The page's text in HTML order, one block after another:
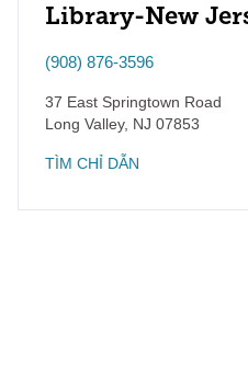
Library-New
(908) 876-3596
37 East Springtown Road
Long Valley, NJ 07853
TÌM CHỈ DẪN